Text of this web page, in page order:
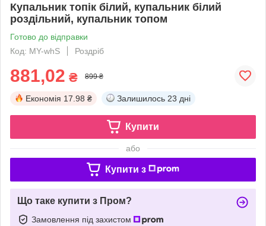
Купальник топік білий, купальник білий
роздільний, купальник топом
Готово до відправки
Код: MY-whS
Роздріб
881,02 ₴ 899 ₴
Економія 17.98 ₴ Залишилось 23 дні
Купити
або
Купити з
Що таке купити з Пром?
Замовлення під захистом